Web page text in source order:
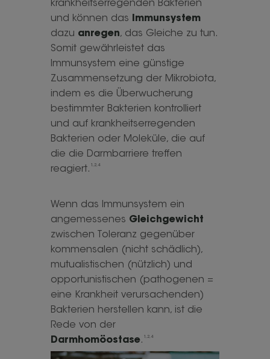
krankheitserregenden Bakterien
und können das
Immunsystem
dazu anregen, das Gleiche zu tun.
Somit gewährleistet das
Immunsystem eine günstige
Zusammensetzung der Mikrobiota,
indem es die Überwucherung
bestimmter Bakterien kontrolliert
und auf krankheitserregenden
Bakterien oder Moleküle, die auf
die die Darmbarriere treffen
reagiert.
1,2,4
Wenn das Immunsystem ein
angemessenes Gleichgewicht
zwischen Toleranz gegenüber
kommensalen (nicht schädlich),
mutualistischen (nützlich) und
opportunistischen (pathogenen =
eine Krankheit verursachenden)
Bakterien herstellen kann, ist die
Rede von der
Darmhomöostase. 1,2,4